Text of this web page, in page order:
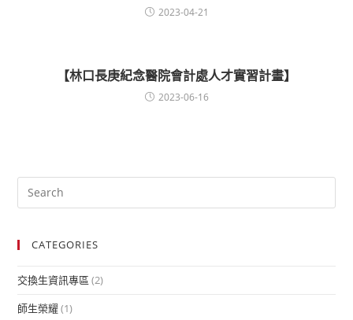
2023-04-21
【林口長庚紀念醫院會計處人才實習計畫】
2023-06-16
CATEGORIES
交換生資訊專區 (2)
師生榮耀(1)